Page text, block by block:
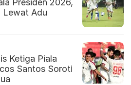
Presiden 2026,
Lewat Adu
Ketiga Piala
Santos Soroti